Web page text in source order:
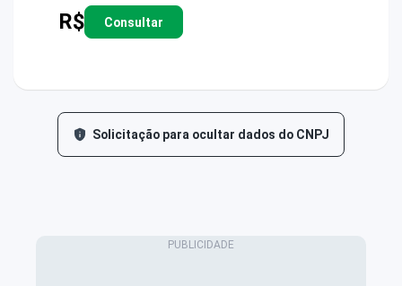
R$ Consultar
Solicitação para ocultar dados do CNPJ